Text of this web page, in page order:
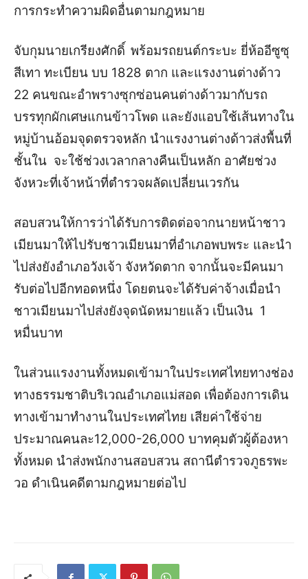
การกระทำความผิดอื่นตามกฎหมาย
จับกุมนายเกรียงศักดิ์ พร้อมรถยนต์กระบะ ยี่ห้ออีซูซุ
สีเทา ทะเบียน บบ 1828 ตาก และแรงงานต่างด้าว
22 คนขณะอำพรางซุกซ่อนคนต่างด้าวมากับรถ
บรรทุกผักเศษแกนข้าวโพด และยังแอบใช้เส้นทางใน
หมู่บ้านอ้อมจุดตรวจหลัก นำแรงงานต่างด้าวส่งพื้นที่
ชั้นใน จะใช้ช่วงเวลากลางคืนเป็นหลัก อาศัยช่วง
จังหวะที่เจ้าหน้าที่ตำรวจผลัดเปลี่ยนเวรกัน
สอบสวนให้การว่าได้รับการติดต่อจากนายหน้าชาว
เมียนมาให้ไปรับชาวเมียนมาที่อำเภอพบพระ และนำ
ไปส่งยังอำเภอวังเจ้า จังหวัดตาก จากนั้นจะมีคนมา
รับต่อไปอีกทอดหนึ่ง โดยตนจะได้รับค่าจ้างเมื่อนำ
ชาวเมียนมาไปส่งยังจุดนัดหมายแล้ว เป็นเงิน 1
หมื่นบาท
ในส่วนแรงงานทั้งหมดเข้ามาในประเทศไทยทางช่อง
ทางธรรมชาติบริเวณอำเภอแม่สอด เพื่อต้องการเดิน
ทางเข้ามาทำงานในประเทศไทย เสียค่าใช้จ่าย
ประมาณคนละ12,000-26,000 บาทคุมตัวผู้ต้องหา
ทั้งหมด นำส่งพนักงานสอบสวน สถานีตำรวจภูธรพะ
วอ ดำเนินคดีตามกฎหมายต่อไป